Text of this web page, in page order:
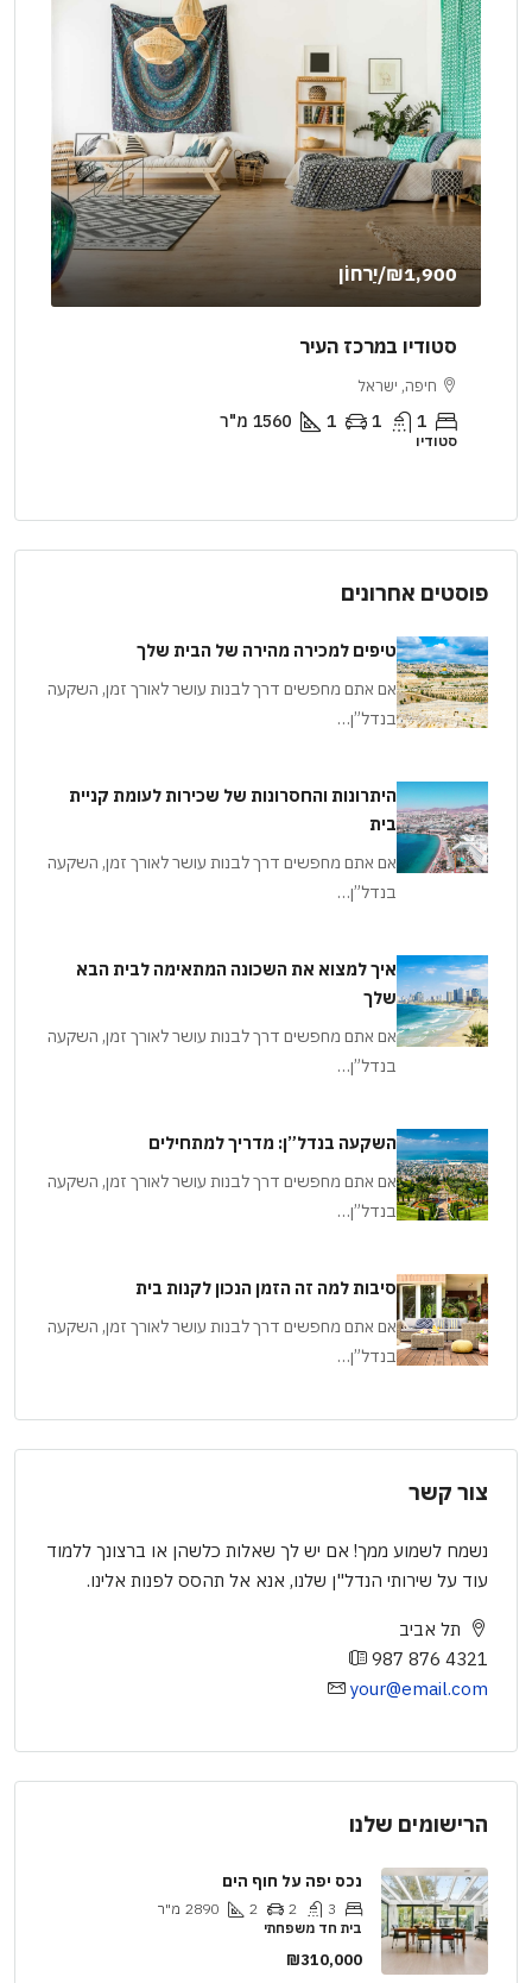
₪1,900/יַרחוֹן
סטודיו במרכז העיר
חיפה, ישראל
1
1
1
1560 מ"ר
סטודיו
פוסטים אחרונים
טיפים למכירה מהירה של הבית שלך
אם אתם מחפשים דרך לבנות עושר לאורך זמן, השקעה
בנדל”ן…
היתרונות והחסרונות של שכירות לעומת קניית
בית
אם אתם מחפשים דרך לבנות עושר לאורך זמן, השקעה
בנדל”ן…
איך למצוא את השכונה המתאימה לבית הבא
שלך
אם אתם מחפשים דרך לבנות עושר לאורך זמן, השקעה
בנדל”ן…
השקעה בנדל”ן: מדריך למתחילים
אם אתם מחפשים דרך לבנות עושר לאורך זמן, השקעה
בנדל”ן…
סיבות למה זה הזמן הנכון לקנות בית
אם אתם מחפשים דרך לבנות עושר לאורך זמן, השקעה
בנדל”ן…
צור קשר
נשמח לשמוע ממך! אם יש לך שאלות כלשהן או ברצונך ללמוד
עוד על שירותי הנדל"ן שלנו, אנא אל תהסס לפנות אלינו.
תל אביב
987 876 4321
your@email.com
הרישומים שלנו
נכס יפה על חוף הים
3
2
2
2890 מ"ר
בית חד משפחתי
₪310,000